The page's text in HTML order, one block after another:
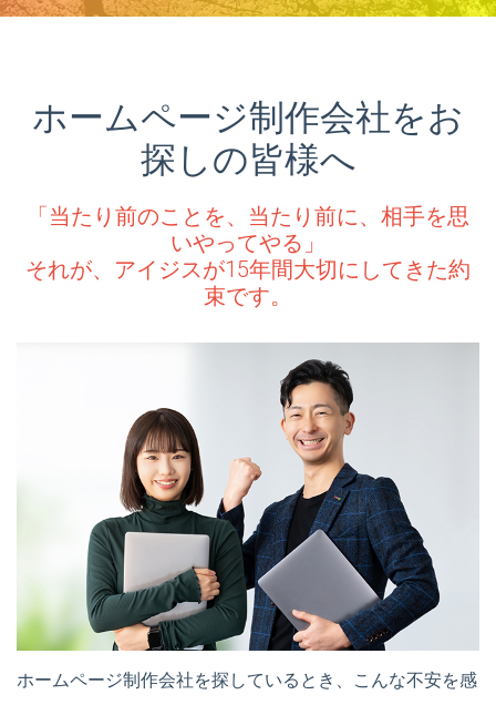
ホームページ制作会社をお
探しの皆様へ
「当たり前のことを、当たり前に、相手を思
いやってやる」
それが、アイジスが15年間大切にしてきた約
束です。
ホームページ制作会社を探しているとき、こんな不安を感